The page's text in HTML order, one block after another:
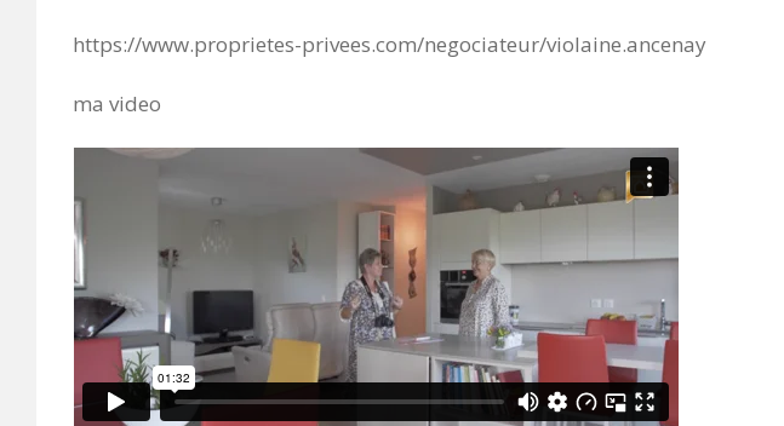
https://www.proprietes-privees.com/negociateur/violaine.ancenay
ma video